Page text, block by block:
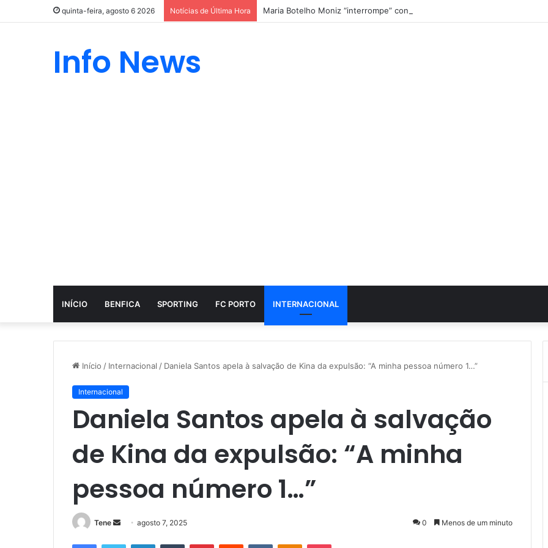
quinta-feira, agosto 6 2026 Notícias de Última Hora Maria Botelho Moniz “interrompe” confessionário
Info News
INÍCIO BENFICA SPORTING FC PORTO INTERNACIONAL
Início / Internacional / Daniela Santos apela à salvação de Kina da expulsão: “A minha pessoa número 1…”
Internacional
Daniela Santos apela à salvação
de Kina da expulsão: “A minha
pessoa número 1…”
Tene
Mandeagosto 7, 2025 0 Menos de um minuto
FacebookTwitter LinkedinTumblr PinterestReddit VK OK Pocket